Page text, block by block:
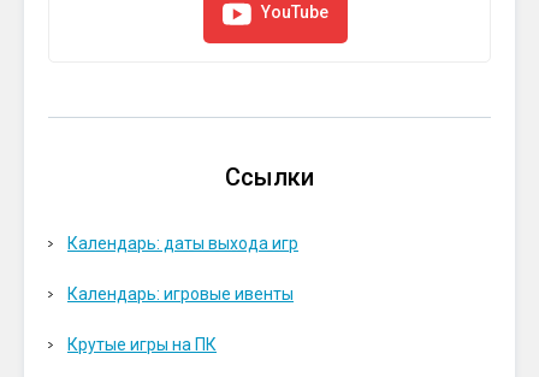
YouTube
Ссылки
Календарь: даты выхода игр
Календарь: игровые ивенты
Крутые игры на ПК